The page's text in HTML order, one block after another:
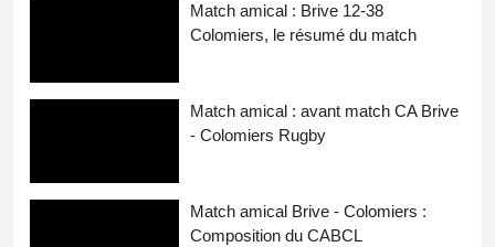
Match amical : Brive 12-38
Colomiers, le résumé du match
Match amical : avant match CA Brive
- Colomiers Rugby
Match amical Brive - Colomiers :
Composition du CABCL